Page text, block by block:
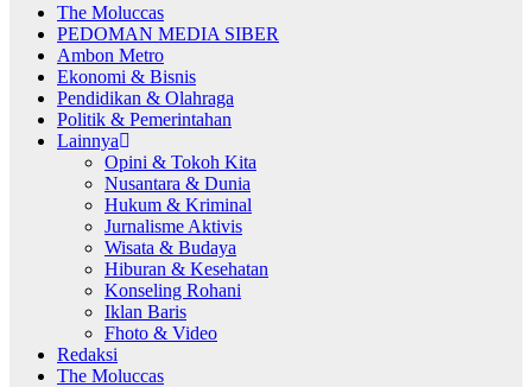
The Moluccas
PEDOMAN MEDIA SIBER
Ambon Metro
Ekonomi & Bisnis
Pendidikan & Olahraga
Politik & Pemerintahan
Lainnya
Opini & Tokoh Kita
Nusantara & Dunia
Hukum & Kriminal
Jurnalisme Aktivis
Wisata & Budaya
Hiburan & Kesehatan
Konseling Rohani
Iklan Baris
Fhoto & Video
Redaksi
The Moluccas